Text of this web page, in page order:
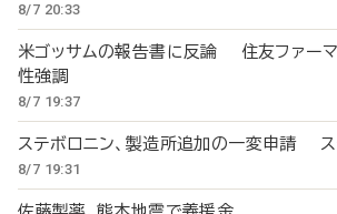
8/7 20:33
米ゴッサムの報告書に反論 住友ファーマ
性強調
8/7 19:37
ステボロニン、製造所追加の一変申請 ス
8/7 19:31